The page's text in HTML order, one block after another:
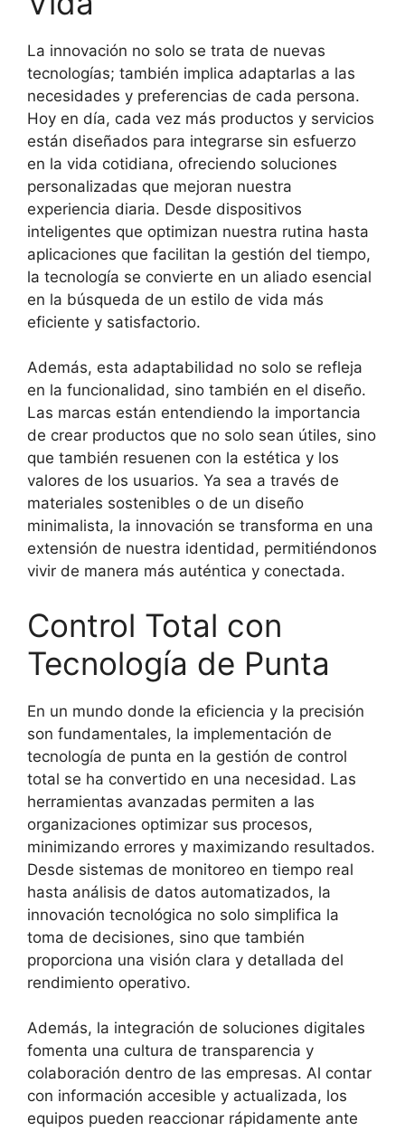
La innovación no solo se trata de nuevas
tecnologías; también implica adaptarlas a las
necesidades y preferencias de cada persona.
Hoy en día, cada vez más productos y servicios
están diseñados para integrarse sin esfuerzo
en la vida cotidiana, ofreciendo soluciones
personalizadas que mejoran nuestra
experiencia diaria. Desde dispositivos
inteligentes que optimizan nuestra rutina hasta
aplicaciones que facilitan la gestión del tiempo,
la tecnología se convierte en un aliado esencial
en la búsqueda de un estilo de vida más
eficiente y satisfactorio.
Además, esta adaptabilidad no solo se refleja
en la funcionalidad, sino también en el diseño.
Las marcas están entendiendo la importancia
de crear productos que no solo sean útiles, sino
que también resuenen con la estética y los
valores de los usuarios. Ya sea a través de
materiales sostenibles o de un diseño
minimalista, la innovación se transforma en una
extensión de nuestra identidad, permitiéndonos
vivir de manera más auténtica y conectada.
Control Total con
Tecnología de Punta
En un mundo donde la eficiencia y la precisión
son fundamentales, la implementación de
tecnología de punta en la gestión de control
total se ha convertido en una necesidad. Las
herramientas avanzadas permiten a las
organizaciones optimizar sus procesos,
minimizando errores y maximizando resultados.
Desde sistemas de monitoreo en tiempo real
hasta análisis de datos automatizados, la
innovación tecnológica no solo simplifica la
toma de decisiones, sino que también
proporciona una visión clara y detallada del
rendimiento operativo.
Además, la integración de soluciones digitales
fomenta una cultura de transparencia y
colaboración dentro de las empresas. Al contar
con información accesible y actualizada, los
equipos pueden reaccionar rápidamente ante